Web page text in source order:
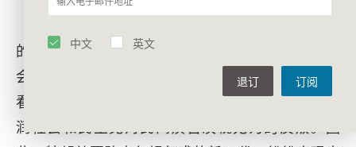
的背景肯定是不够的。万斯的讲话显示，美欧在社
会治理的价值取向上出现严重分歧。在美国共和党
看来，己方高票当选是民众对自由主义思想长期浸
润社会和民主党对民间疾苦漠视无为的反叛。因
中文 英文
订阅
退订